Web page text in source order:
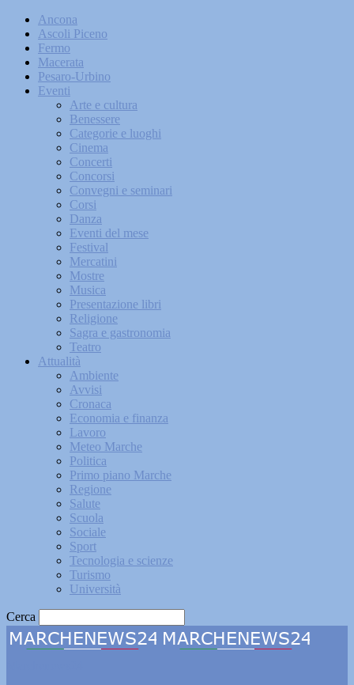
Ancona
Ascoli Piceno
Fermo
Macerata
Pesaro-Urbino
Eventi
Arte e cultura
Benessere
Categorie e luoghi
Cinema
Concerti
Concorsi
Convegni e seminari
Corsi
Danza
Eventi del mese
Festival
Mercatini
Mostre
Musica
Presentazione libri
Religione
Sagra e gastronomia
Teatro
Attualità
Ambiente
Avvisi
Cronaca
Economia e finanza
Lavoro
Meteo Marche
Politica
Primo piano Marche
Regione
Salute
Scuola
Sociale
Sport
Tecnologia e scienze
Turismo
Università
Cerca